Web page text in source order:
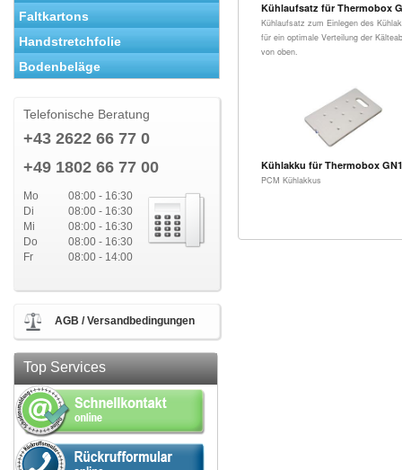
Faltkartons
Handstretchfolie
Bodenbeläge
Telefonische Beratung
+43 2622 66 77 0
+49 1802 66 77 00
Mo
08:00 - 16:30
Di
08:00 - 16:30
Mi
08:00 - 16:30
Do
08:00 - 16:30
Fr
08:00 - 14:00
AGB / Versandbedingungen
Top Services
Kühlaufsatz für Thermobox
Kühlaufsatz zum Einlegen des
für ein optimale Verteilung der
von oben.
Kühlakku für Thermobox
PCM Kühlakkus